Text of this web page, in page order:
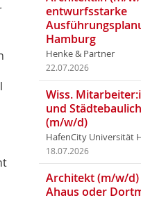
entwurfsstarke
Hamburg
Henke & Partner
22.07.2026
Wiss.
und
(m/w/d)
HafenCity Universität
18.07.2026
Architekt (m/w/d)
Ahaus oder